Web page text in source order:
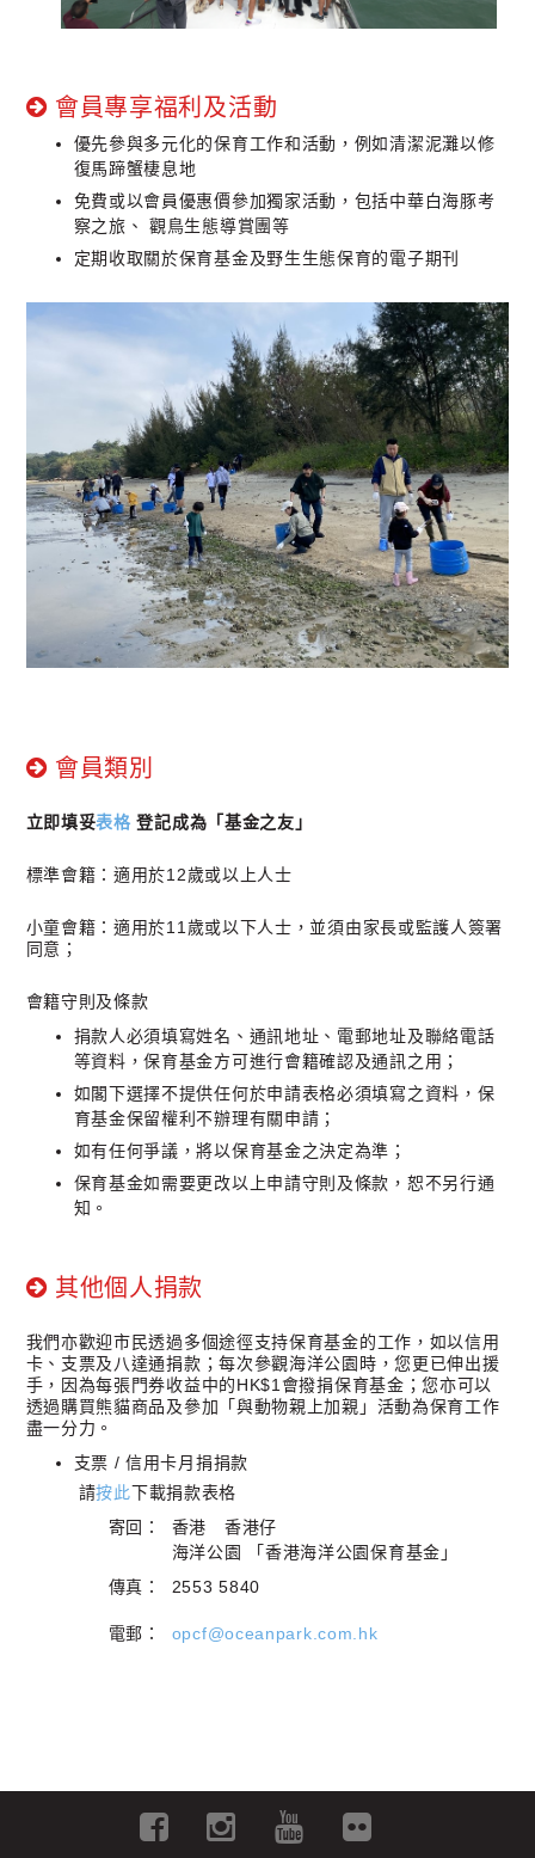
會員專享福利及活動
優先參與多元化的保育工作和活動，例如清潔泥灘以修
復馬蹄蟹棲息地
免費或以會員優惠價參加獨家活動，包括中華白海豚考
察之旅、 觀鳥生態導賞團等
定期收取關於保育基金及野生生態保育的電子期刊
會員類別
立即填妥表格 登記成為「基金之友」
標準會籍：適用於12歲或以上人士
小童會籍：適用於11歲或以下人士，並須由家長或監護人簽署
同意；
會籍守則及條款​
捐款人必須填寫姓名、通訊地址、電郵地址及聯絡電話
等資料，保育基金方可進行會籍確認及通訊之用；
如閣下選擇不提供任何於申請表格必須填寫之資料，保
育基金保留權利不辦理有關申請；
如有任何爭議，將以保育基金之決定為準；
保育基金如需要更改以上申請守則及條款，恕不另行通
知。
其他個人捐款
我們亦歡迎市民透過多個途徑支持保育基金的工作，如以信用
卡、支票及八達通捐款；每次參觀海洋公園時，您更已伸出援
手，因為每張門券收益中的HK$1會撥捐保育基金；您亦可以
透過購買熊貓商品及參加「與動物親上加親」活動為保育工作
盡一分力。
支票 / 信用卡月捐捐款
請按此下載捐款表格
寄回：
香港 香港仔
海洋公園 「香港海洋公園保育基金」
傳真：
2553 5840
電郵： opcf@oceanpark.com.hk